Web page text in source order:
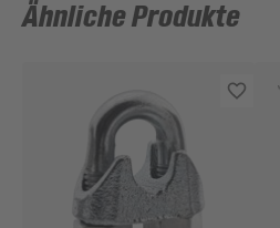
Ähnliche Produkte